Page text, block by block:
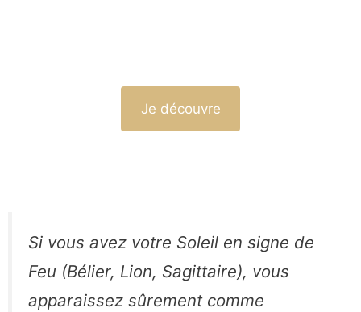
Je découvre
Si vous avez votre Soleil en signe de
Feu (Bélier, Lion, Sagittaire), vous
apparaissez sûrement comme